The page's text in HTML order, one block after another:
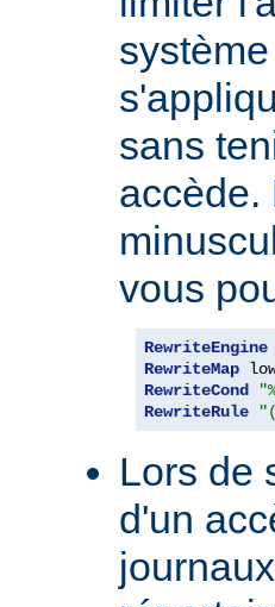
sans
accède.
vous
RewriteEngine
RewriteMap
RewriteCond
RewriteRule
Lors de
d'un